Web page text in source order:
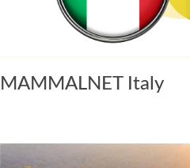
MAMMALNET Italy